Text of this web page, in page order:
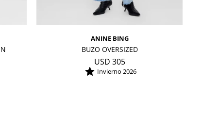
ANINE BING
BUZO OVERSIZED
USD 305
Invierno 2026